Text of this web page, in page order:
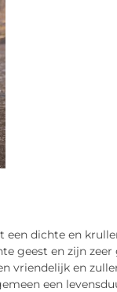
een dichte en
geest en zijn
vriendelijk en
een